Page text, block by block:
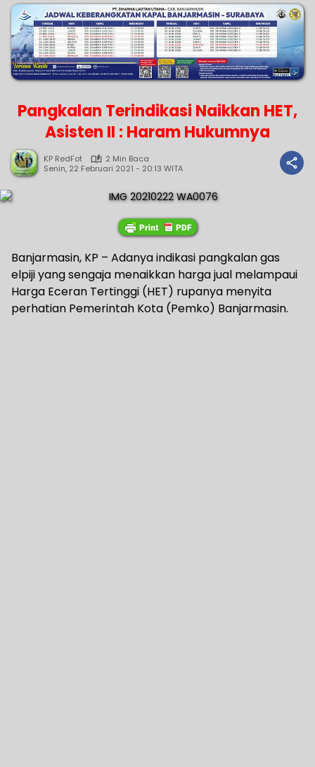
Pangkalan Terindikasi Naikkan HET,
Asisten II : Haram Hukumnya
KP RedFot
2 Min Baca
Senin, 22 Februari 2021 - 20:13 WITA
Banjarmasin, KP – Adanya indikasi pangkalan gas
elpiji yang sengaja menaikkan harga jual melampaui
Harga Eceran Tertinggi (HET) rupanya menyita
perhatian Pemerintah Kota (Pemko) Banjarmasin.